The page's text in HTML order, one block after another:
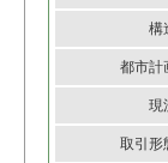
構
都市計
現
取引形